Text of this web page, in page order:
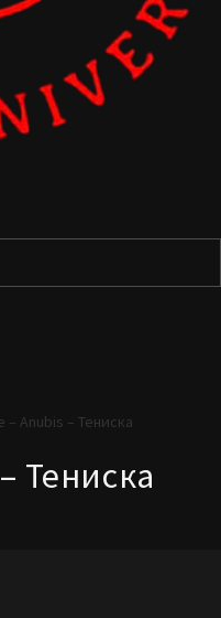
– Anubis – Тениска
Тениска